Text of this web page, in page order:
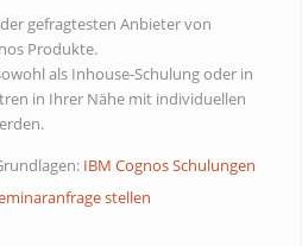
gefragtesten Anbieter von
Produkte.
als Inhouse-Schulung oder in
in Ihrer Nähe mit individuellen
IBM Cognos Schulungen
stellen